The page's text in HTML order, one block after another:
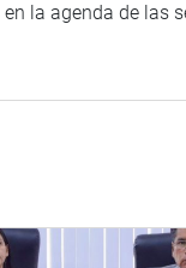
la agenda de las